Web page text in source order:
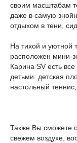
своим масштабам
даже в самую
отдыхом в тени,
На тихой и уютной
расположен мини-
Карина SV есть
детьми: детская
настольный
Также Вы сможете
свежем воздухе,